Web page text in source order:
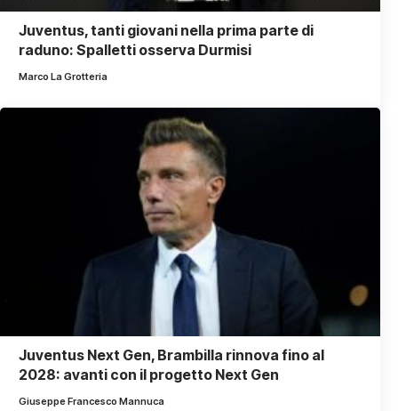
Juventus, tanti giovani nella prima parte di
raduno: Spalletti osserva Durmisi
Marco La Grotteria
Juventus Next Gen, Brambilla rinnova fino al
2028: avanti con il progetto Next Gen
Giuseppe Francesco Mannuca